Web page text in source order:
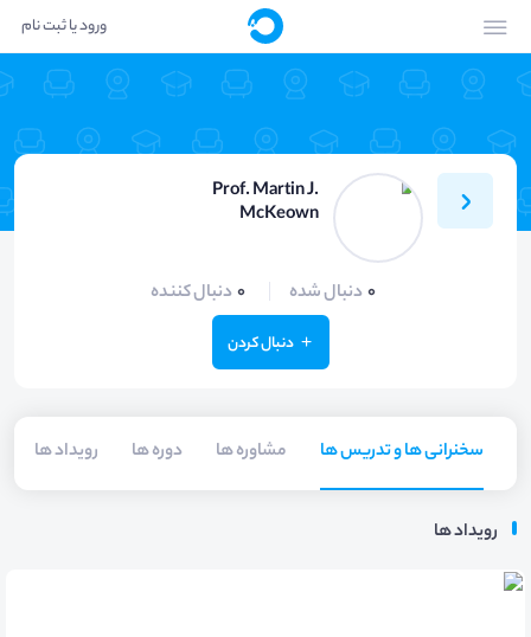
ورود یا ثبت نام
Prof. Martin J.
McKeown
0 دنبال شده 0 دنبال کننده
دنبال کردن
سخنرانی ها و تدریس ها مشاوره ها دوره ها رویداد ها
رویداد ها